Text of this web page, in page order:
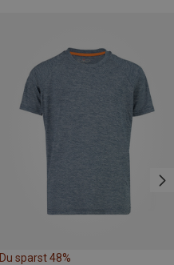
Du sparst 48%